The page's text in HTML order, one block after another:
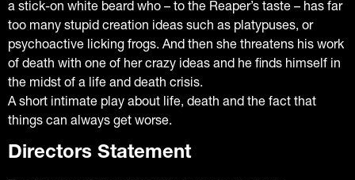
a stick-on white beard who – to the Reaper’s taste – has far
too many stupid creation ideas such as platypuses, or
psychoactive licking frogs. And then she threatens his work
of death with one of her crazy ideas and he finds himself in
the midst of a life and death crisis.
A short intimate play about life, death and the fact that
things can always get worse.
Directors Statement